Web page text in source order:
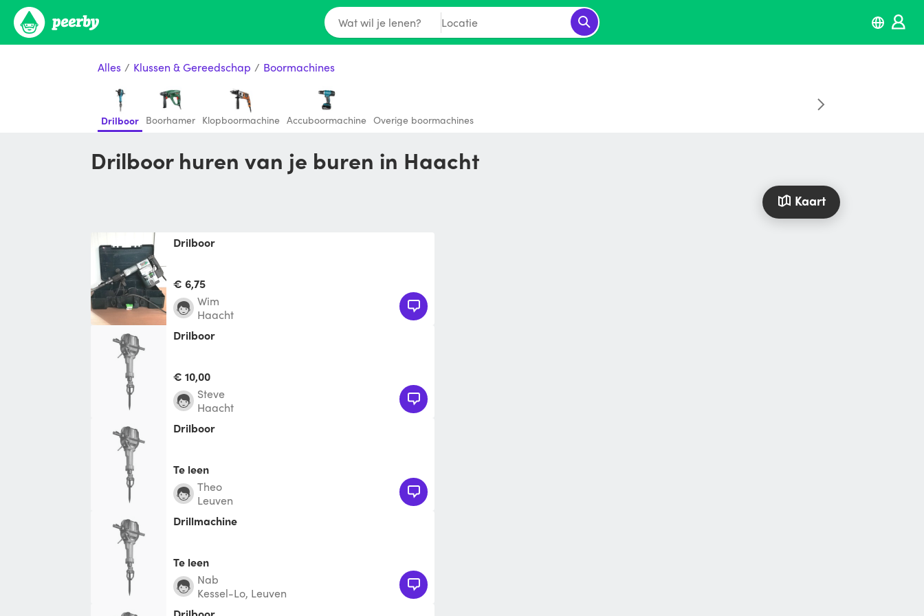
Wat wil je lenen? Locatie
Alles / Klussen & Gereedschap / Boormachines
Drilboor Boorhamer Klopboormachine Accuboormachine Overige boormachines
Drilboor huren van je buren in Haacht
Kaart
drilboor
€ 6,75
Wim
Haacht
Drilboor
€ 10,00
Steve
Haacht
Drilboor
Te leen
Theo
Leuven
Drillmachine
Te leen
Nab
Kessel-Lo, Leuven